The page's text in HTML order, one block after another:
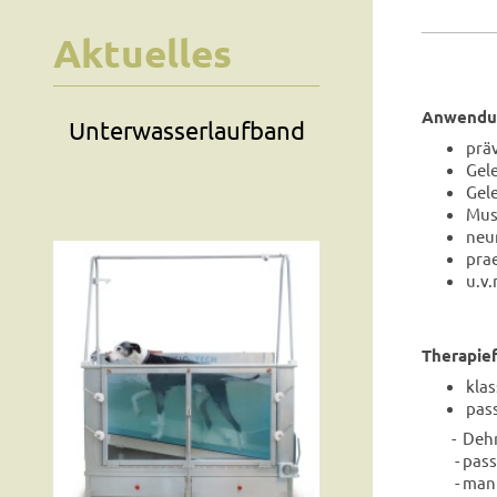
-
-
-
Aktuelles
Unterwasserlaufband